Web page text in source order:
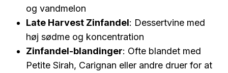
og vandmelon
Late Harvest Zinfandel: Dessertvine med
høj sødme og koncentration
Zinfandel-blandinger: Ofte blandet med
Petite Sirah, Carignan eller andre druer for at